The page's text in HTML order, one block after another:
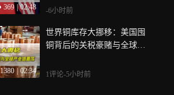
369 02:48 -6小时前
1380 02:34
世界铜库存大挪移：美国囤
铜背后的关税豪赌与全球产
1评论-5小时前